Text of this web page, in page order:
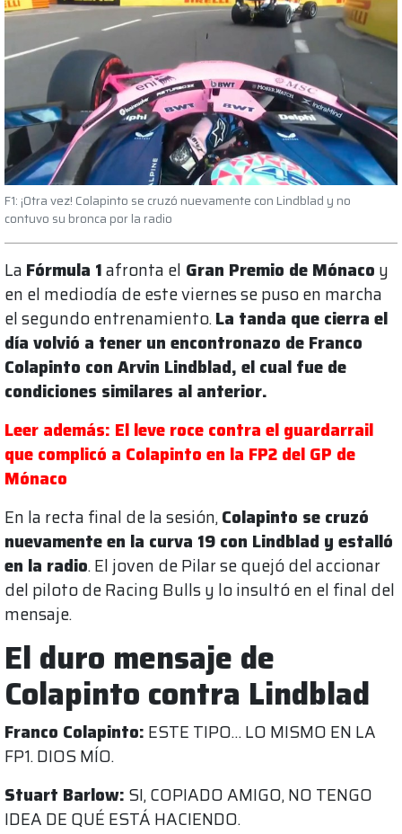
F1: ¡Otra vez! Colapinto se cruzó nuevamente con Lindblad y no
contuvo su bronca por la radio
La Fórmula 1afronta el Gran Premio de Mónaco y
en el mediodía de este viernes se puso en marcha
el segundo entrenamiento.La tanda que cierra el
día volvió a tener un encontronazo de Franco
Colapinto con Arvin Lindblad, el cual fue de
condiciones similares al anterior.
Leer además: El leve roce contra el guardarrail
que complicó a Colapinto en la FP2 del GP de
Mónaco
En la recta final de la sesión,Colapinto se cruzó
nuevamente en la curva 19 con Lindblad y estalló
en la radio. El joven de Pilar se quejó del accionar
del piloto de Racing Bulls y lo insultó en el final del
mensaje.
El duro mensaje de
Colapinto contra Lindblad
Franco Colapinto: ESTE TIPO… LO MISMO EN LA
FP1. DIOS MÍO.
Stuart Barlow: SI, COPIADO AMIGO, NO TENGO
IDEA DE QUÉ ESTÁ HACIENDO.